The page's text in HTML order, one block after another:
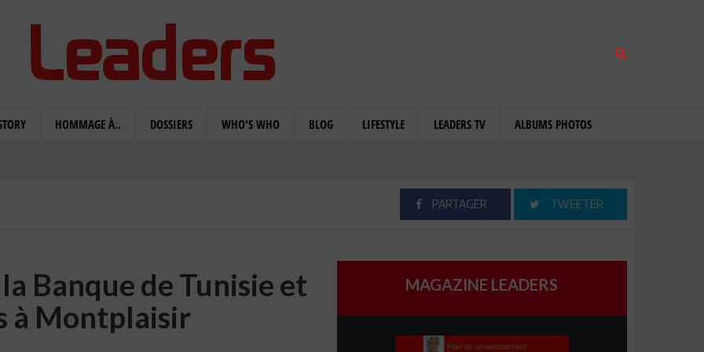
HOMMAGE À.. DOSSIERS WHO'S WHO BLOG LIFESTYLE LEADERS TV ALBUMS PHOTOS
PARTAGER TWEETER
Banque de Tunisie et
à Montplaisir
MAGAZINE LEADERS